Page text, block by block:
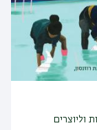
וליוצרים